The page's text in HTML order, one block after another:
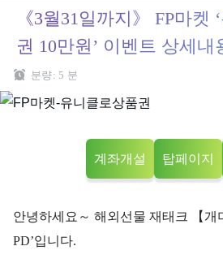
《3월31일까지》 FP마켓
권 10만원’ 이벤트 상세내
분량: 5 분
계좌개설 탑페이지
안녕하세요～ 해외선물 재태크 【개
PD’입니다.